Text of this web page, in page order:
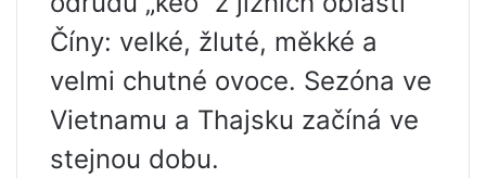
Číny: velké, žluté, měkké a
velmi chutné ovoce. Sezóna ve
Vietnamu a Thajsku začíná ve
stejnou dobu.